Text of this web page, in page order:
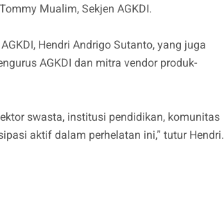
Mualim, Sekjen AGKDI.
Hendri Andrigo Sutanto, yang juga
AGKDI dan mitra vendor produk-
swasta, institusi pendidikan, komunitas
aktif dalam perhelatan ini,” tutur Hendri.